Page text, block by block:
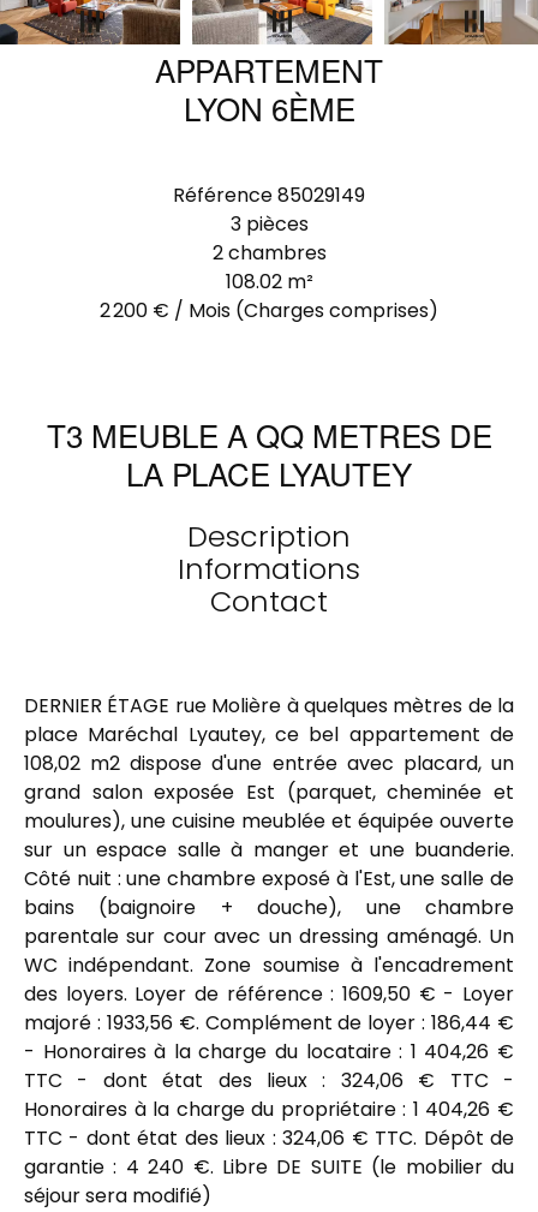
APPARTEMENT
LYON 6ÈME
Référence85029149
3 pièces
2 chambres
108.02m²
2 200 € / Mois (Charges comprises)
T3 MEUBLE A QQ METRES DE
LA PLACE LYAUTEY
Description
Informations
Contact
DERNIER ÉTAGE rue Molière à quelques mètres de la
place Maréchal Lyautey, ce bel appartement de
108,02 m2 dispose d'une entrée avec placard, un
grand salon exposée Est (parquet, cheminée et
moulures), une cuisine meublée et équipée ouverte
sur un espace salle à manger et une buanderie.
Côté nuit : une chambre exposé à l'Est, une salle de
bains (baignoire + douche), une chambre
parentale sur cour avec un dressing aménagé. Un
WC indépendant. Zone soumise à l'encadrement
des loyers. Loyer de référence : 1609,50 € - Loyer
majoré : 1933,56 €. Complément de loyer : 186,44 €
- Honoraires à la charge du locataire : 1 404,26 €
TTC - dont état des lieux : 324,06 € TTC -
Honoraires à la charge du propriétaire : 1 404,26 €
TTC - dont état des lieux : 324,06 € TTC. Dépôt de
garantie : 4 240 €. Libre DE SUITE (le mobilier du
séjour sera modifié)